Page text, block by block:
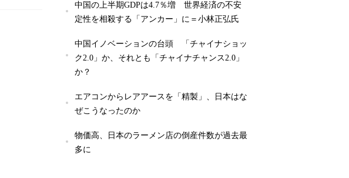
中国の上半期GDPは4.7％増 世界経済の不安
定性を相殺する「アンカー」に＝小林正弘氏
中国イノベーションの台頭 「チャイナショッ
ク2.0」か、それとも「チャイナチャンス2.0」
か？
エアコンからレアアースを「精製」、日本はな
ぜこうなったのか
物価高、日本のラーメン店の倒産件数が過去最
多に